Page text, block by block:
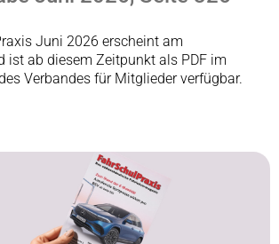
Juni 2026 erscheint am
ist ab diesem Zeitpunkt als PDF im
Verbandes für Mitglieder verfügbar.